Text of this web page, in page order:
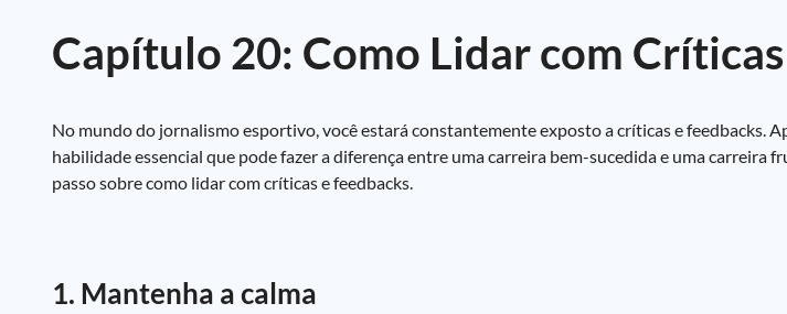
Capítulo 20: Como Lidar com
No mundo do jornalismo esportivo, você estará constantemente exposto a críticas e feedbacks.
habilidade essencial que pode fazer a diferença entre uma carreira bem-sucedida e uma carreira
passo sobre como lidar com críticas e feedbacks.
1. Mantenha a calma